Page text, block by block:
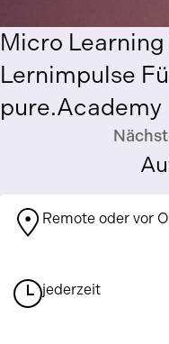
Micro
Lernimpulse
pure.Academy
Remote oder vor
jederzeit